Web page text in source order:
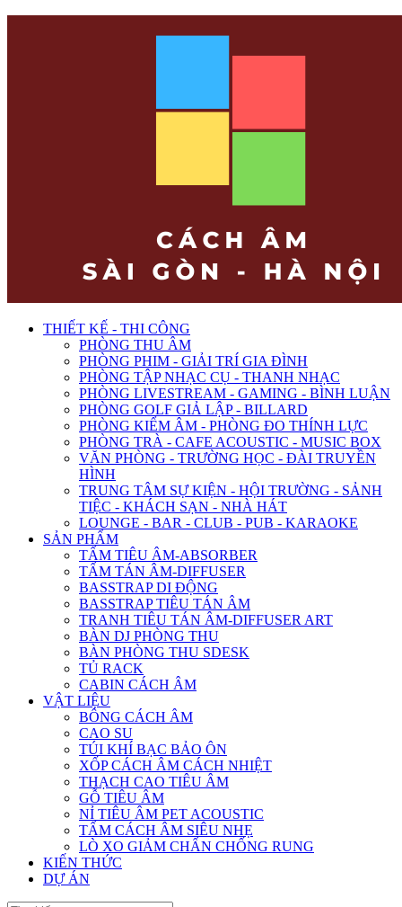
THIẾT KẾ - THI CÔNG
PHÒNG THU ÂM
PHÒNG PHIM - GIẢI TRÍ GIA ĐÌNH
PHÒNG TẬP NHẠC CỤ - THANH NHẠC
PHÒNG LIVESTREAM - GAMING - BÌNH LUẬN
PHÒNG GOLF GIẢ LẬP - BILLARD
PHÒNG KIỂM ÂM - PHÒNG ĐO THÍNH LỰC
PHÒNG TRÀ - CAFE ACOUSTIC - MUSIC BOX
VĂN PHÒNG - TRƯỜNG HỌC - ĐÀI TRUYỀN
HÌNH
TRUNG TÂM SỰ KIỆN - HỘI TRƯỜNG - SẢNH
TIỆC - KHÁCH SẠN - NHÀ HÁT
LOUNGE - BAR - CLUB - PUB - KARAOKE
SẢN PHẨM
TẤM TIÊU ÂM-ABSORBER
TẤM TÁN ÂM-DIFFUSER
BASSTRAP DI ĐỘNG
BASSTRAP TIÊU TÁN ÂM
TRANH TIÊU TÁN ÂM-DIFFUSER ART
BÀN DJ PHÒNG THU
BÀN PHÒNG THU SDESK
TỦ RACK
CABIN CÁCH ÂM
VẬT LIỆU
BÔNG CÁCH ÂM
CAO SU
TÚI KHÍ BẠC BẢO ÔN
XỐP CÁCH ÂM CÁCH NHIỆT
THẠCH CAO TIÊU ÂM
GỖ TIÊU ÂM
NỈ TIÊU ÂM PET ACOUSTIC
TẤM CÁCH ÂM SIÊU NHẸ
LÒ XO GIẢM CHẤN CHỐNG RUNG
KIẾN THỨC
DỰ ÁN